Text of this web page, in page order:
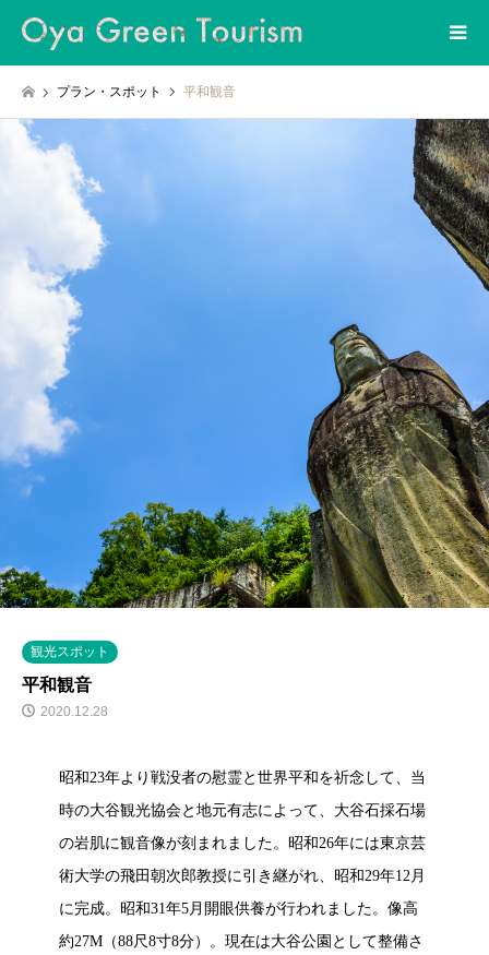
プラン・スポット 平和観音
観光スポット
平和観音
2020.12.28
昭和23年より戦没者の慰霊と世界平和を祈念して、当
時の大谷観光協会と地元有志によって、大谷石採石場
の岩肌に観音像が刻まれました。昭和26年には東京芸
術大学の飛田朝次郎教授に引き継がれ、昭和29年12月
に完成。昭和31年5月開眼供養が行われました。像高
約27M（88尺8寸8分）。現在は大谷公園として整備さ